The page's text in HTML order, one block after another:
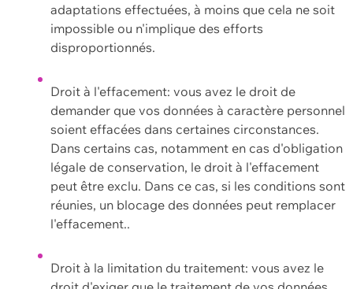
adaptations effectuées, à moins que cela ne soit
impossible ou n'implique des efforts
disproportionnés.
Droit à l'effacement: vous avez le droit de
demander que vos données à caractère personnel
soient effacées dans certaines circonstances.
Dans certains cas, notamment en cas d'obligation
légale de conservation, le droit à l'effacement
peut être exclu. Dans ce cas, si les conditions sont
réunies, un blocage des données peut remplacer
l'effacement..
Droit à la limitation du traitement: vous avez le